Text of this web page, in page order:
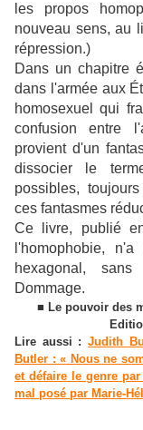
les propos
nouveau sens, au
répression.)
Dans un chapitre
dans l'armée aux
homosexuel qui
confusion entre
provient d'un
dissocier le
possibles,
ces fantasmes
Ce livre, publié
l'homophobie,
hexagonal,
Dommage.
■ Le pouvoir des
Lire aussi : Judith
Butler : « Nous ne
et défaire le genre
mal posé par Marie-